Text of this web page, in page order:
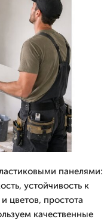
панелями:
устойчивость к
цветов, простота
качественные